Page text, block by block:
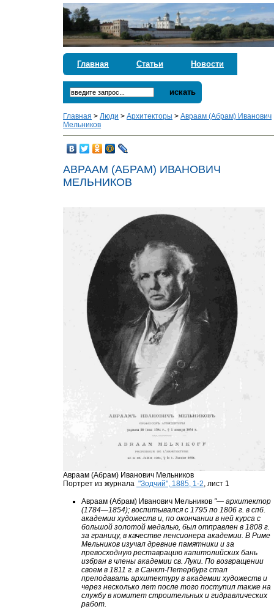
Главная Статьи Новости
искать
Главная >Люди >Архитекторы >Авраам (Абрам) Иванович
Мельников
АВРААМ (АБРАМ) ИВАНОВИЧ
МЕЛЬНИКОВ
Авраам (Абрам) Иванович Мельников
Портрет из журнала "Зодчий", 1885, 1-2 , лист 1
Авраам (Абрам) Иванович Мельников "— архитектор
(1784—1854); воспитывался с 1795 по 1806 г. в спб.
академии художеств и, по окончании в ней курса с
большой золотой медалью, был отправлен в 1808 г.
за границу, в качестве пенсионера академии. В Риме
Мельников изучал древние памятники и за
превосходную реставрацию капитолийских бань
избран в члены академии св. Луки. По возвращении
своем в 1811 г. в Санкт-Петербург стал
преподавать архитектуру в академии художеств и
через несколько лет после того поступил также на
службу в комитет строительных и гидравлических
работ.